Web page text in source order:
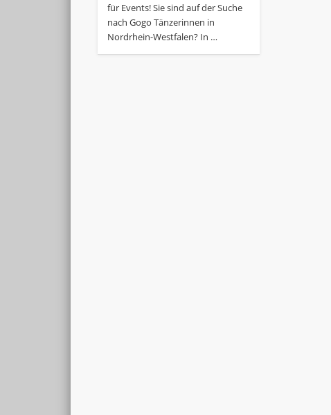
für Events! Sie sind auf der Suche
nach Gogo Tänzerinnen in
Nordrhein-Westfalen? In …